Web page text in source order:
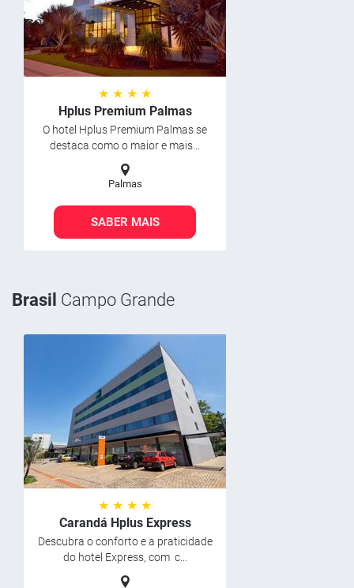
★ ★ ★ ★
Hplus Premium Palmas
O hotel Hplus Premium Palmas se
destaca como o maior e mais...
Palmas
SABER MAIS
Brasil Campo Grande
★ ★ ★ ★
Carandá Hplus Express
Descubra o conforto e a praticidade
do hotel Express, com c...